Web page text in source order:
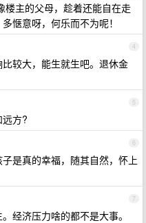
楼主的父母，趁着还能自在走
惬意呀，何乐而不为呢！
4
较大，能生就生吧。退休金
5
方?
6
是真的幸福，随其自然，怀上
7
经济压力啥的都不是大事。